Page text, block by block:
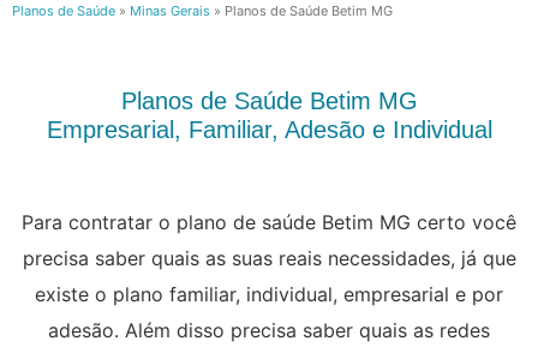
Planos de Saúde » Minas Gerais » Planos de Saúde Betim MG
Planos de Saúde Betim MG
Empresarial, Familiar, Adesão e Individual
Para contratar o plano de saúde Betim MG certo você
precisa saber quais as suas reais necessidades, já que
existe o plano familiar, individual, empresarial e por
adesão. Além disso precisa saber quais as redes